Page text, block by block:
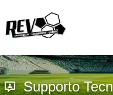
Supporto